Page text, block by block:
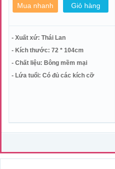
- Xuất xứ: Thái Lan
- Kích thước: 72 * 104cm
- Chất liệu: Bông mềm mại
- Lứa tuổi: Có đủ các kích cỡ